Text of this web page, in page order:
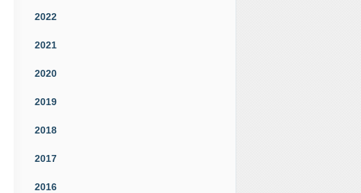
2022
2021
2020
2019
2018
2017
2016